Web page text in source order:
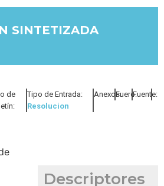
SINTETIZADA
de
Tipo de Entrada:
Resolucion
Anexos:Fuero:Fuente:
Descriptores